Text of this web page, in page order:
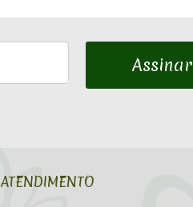
Assinar
ATENDIMENTO